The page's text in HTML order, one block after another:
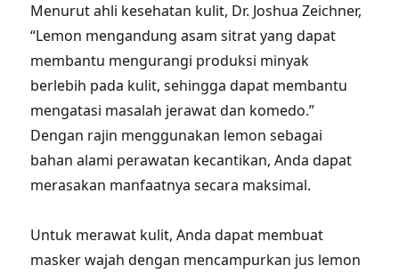
Menurut ahli kesehatan kulit, Dr. Joshua Zeichner,
“Lemon mengandung asam sitrat yang dapat
membantu mengurangi produksi minyak
berlebih pada kulit, sehingga dapat membantu
mengatasi masalah jerawat dan komedo.”
Dengan rajin menggunakan lemon sebagai
bahan alami perawatan kecantikan, Anda dapat
merasakan manfaatnya secara maksimal.
Untuk merawat kulit, Anda dapat membuat
masker wajah dengan mencampurkan jus lemon